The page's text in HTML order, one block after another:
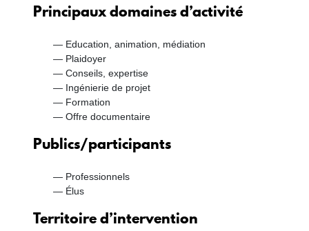
Principaux domaines d’activité
Education, animation, médiation
Plaidoyer
Conseils, expertise
Ingénierie de projet
Formation
Offre documentaire
Publics/participants
Professionnels
Élus
Territoire d’intervention